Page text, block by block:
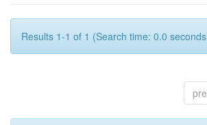
Results 1-1 of 1 (Search time: 0.0